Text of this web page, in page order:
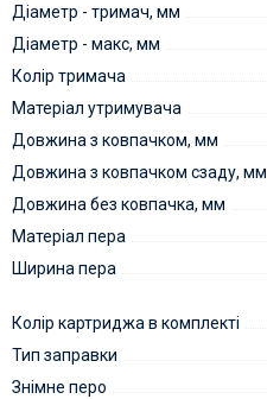
Діаметр - тримач, мм
Діаметр - макс, мм
Колір тримача
Матеріал утримувача
Довжина з ковпачком, мм
Довжина з ковпачком сзаду, мм
Довжина без ковпачка, мм
Матеріал пера
Ширина пера
Колір картриджа в комплекті
Тип заправки
Знімне перо